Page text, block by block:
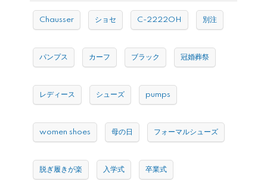
Chausser ショセ C-2222OH 別注
パンプス カーフ ブラック 冠婚葬祭
レディース シューズ pumps
women shoes 母の日 フォーマルシューズ
脱ぎ履きが楽 入学式 卒業式